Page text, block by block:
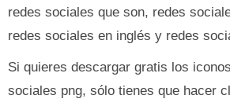
redes sociales que son, redes
redes sociales en inglés y redes
Si quieres descargar gratis los
sociales png, sólo tienes que hacer